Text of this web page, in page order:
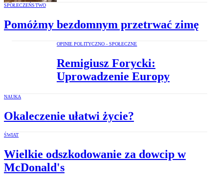
SPOŁECZEŃSTWO
Pomóżmy bezdomnym przetrwać zimę
OPINIE POLITYCZNO - SPOŁECZNE
Remigiusz Forycki:
Uprowadzenie Europy
NAUKA
Okaleczenie ułatwi życie?
ŚWIAT
Wielkie odszkodowanie za dowcip w
McDonald's